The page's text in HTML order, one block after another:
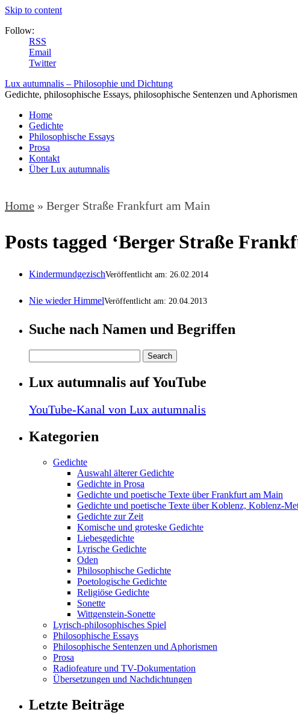
Skip to content
Follow:
RSS
Email
Twitter
Lux autumnalis – Philosophie und Dichtung
Gedichte, philosophische Essays, philosophische Sentenzen und
Home
Gedichte
Philosophische Essays
Prosa
Kontakt
Über Lux autumnalis
Home » Berger Straße Frankfurt am Main
Posts tagged ‘Berger Straße
KindermundgezischVeröffentlicht am: 26.02.2014
Nie wieder HimmelVeröffentlicht am: 20.04.2013
Suche nach Namen und Begriffen
Lux autumnalis auf YouTube
YouTube-Kanal von Lux autumnalis
Kategorien
Gedichte
Auswahl älterer Gedichte
Gedichte in Prosa
Gedichte und poetische Texte über Frankfurt am Main
Gedichte und poetische Texte über Koblenz, Koblenz-
Gedichte zur Zeit
Komische und groteske Gedichte
Liebesgedichte
Lyrische Gedichte
Oden
Philosophische Gedichte
Poetologische Gedichte
Religiöse Gedichte
Sonette
Wittgenstein-Sonette
Lyrisch-philosophisches Spiel
Philosophische Essays
Philosophische Sentenzen und Aphorismen
Prosa
Radiofeature und TV-Dokumentation
Übersetzungen und Nachdichtungen
Letzte Beiträge